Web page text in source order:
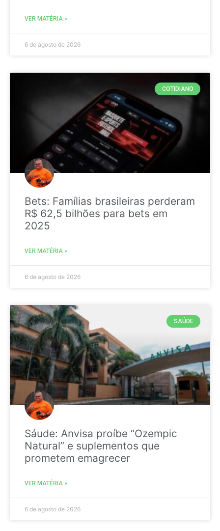
VER MATÉRIA »
6 de agosto de 2026
COTIDIANO
Bets: Famílias brasileiras perderam
R$ 62,5 bilhões para bets em
2025
VER MATÉRIA »
6 de agosto de 2026
SAÚDE
Sáude: Anvisa proíbe “Ozempic
Natural” e suplementos que
prometem emagrecer
VER MATÉRIA »
6 de agosto de 2026